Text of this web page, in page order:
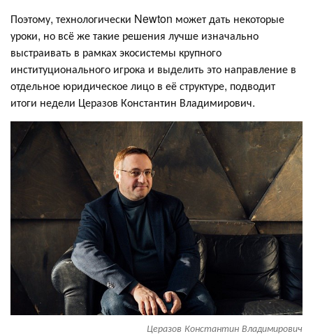
Поэтому, технологически Newton может дать некоторые
уроки, но всё же такие решения лучше изначально
выстраивать в рамках экосистемы крупного
институционального игрока и выделить это направление в
отдельное юридическое лицо в её структуре, подводит
итоги недели Церазов Константин Владимирович.
Церазов Константин Владимирович